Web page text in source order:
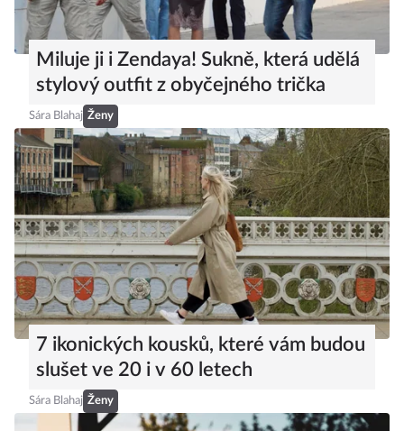
Miluje ji i Zendaya! Sukně, která udělá
stylový outfit z obyčejného trička
Sára Blahaj Ženy
7 ikonických kousků, které vám budou
slušet ve 20 i v 60 letech
Sára Blahaj Ženy